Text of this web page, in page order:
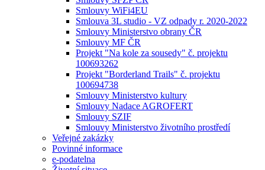
Smlouvy WiFi4EU
Smlouva 3L studio - VZ odpady r. 2020-2022
Smlouvy Ministerstvo obrany ČR
Smlouvy MF ČR
Projekt "Na kole za sousedy" č. projektu
100693262
Projekt "Borderland Trails" č. projektu
100694738
Smlouvy Ministerstvo kultury
Smlouvy Nadace AGROFERT
Smlouvy SZIF
Smlouvy Ministerstvo životního prostředí
Veřejné zakázky
Povinné informace
e-podatelna